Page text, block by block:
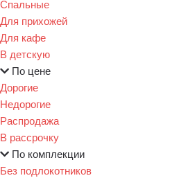
Спальные
Для прихожей
Для кафе
В детскую
По цене
Дорогие
Недорогие
Распродажа
В рассрочку
По комплекции
Без подлокотников